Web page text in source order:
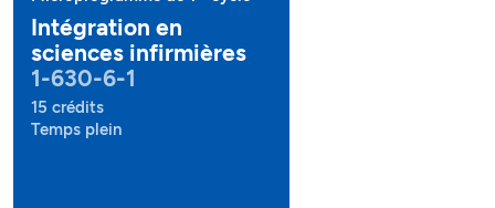
Intégration en
sciences infirmières
1-630-6-1
15 crédits
Temps plein